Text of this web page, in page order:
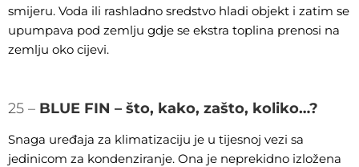
smijeru. Voda ili rashladno sredstvo hladi objekt i zatim se
upumpava pod zemlju gdje se ekstra toplina prenosi na
zemlju oko cijevi.
25 – BLUE FIN – što, kako, zašto, koliko…?
Snaga uređaja za klimatizaciju je u tijesnoj vezi sa
jedinicom za kondenziranje. Ona je neprekidno izložena